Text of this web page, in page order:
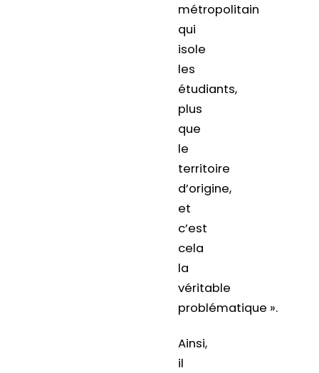
métropolitain
qui
isole
les
étudiants,
plus
que
le
territoire
d’origine,
et
c’est
cela
la
véritable
problématique ».
Ainsi,
il